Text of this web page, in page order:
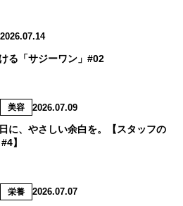
2026.07.14
る「サジーワン」#02
美容 2026.07.09
に、やさしい余白を。【スタッフの
】
栄養 2026.07.07